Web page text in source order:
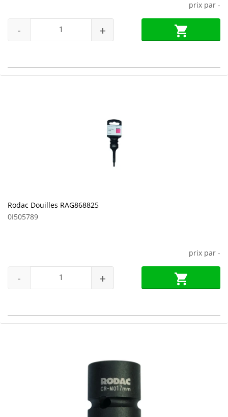
prix par -
- +
Rodac Douilles RAG868825
0I505789
prix par -
- +